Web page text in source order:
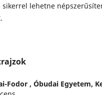
sikerrel lehetne
Fodor , Óbudai Egyetem,